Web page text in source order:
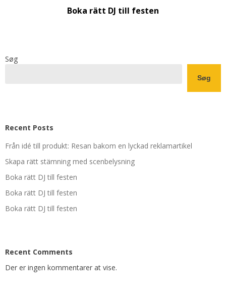
Boka rätt DJ till festen
Søg
Søg
Recent Posts
Från idé till produkt: Resan bakom en lyckad reklamartikel
Skapa rätt stämning med scenbelysning
Boka rätt DJ till festen
Boka rätt DJ till festen
Boka rätt DJ till festen
Recent Comments
Der er ingen kommentarer at vise.